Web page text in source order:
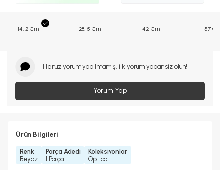
14, 2 Cm 28, 5 Cm 42 Cm 57
Henüz yorum yapılmamış, ilk yorum yapan siz olun!
Yorum Yap
Ürün Bilgileri
Renk
Beyaz
Parça Adedi
1 Parça
Koleksiyonlar
Optical